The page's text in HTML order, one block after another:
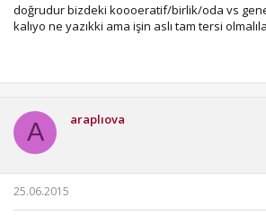
doğrudur bizdeki koooeratif/birlik/oda vs
kalıyo ne yazıkki ama işin aslı tam tersi
A araplıova
25.06.2015